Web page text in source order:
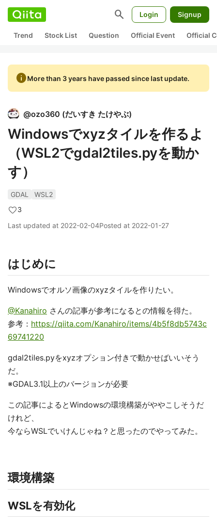
search Login Signup
Trend Stock List Question Official Event Official
infoMore than 3 years have passed since last update.
@ozo360 (だいすき たけやぶ)
Windowsでxyzタイルを作るよ
（WSL2でgdal2tiles.pyを動か
す）
GDAL
WSL2
3
Last updated at 2022-02-04Posted at 2022-01-27
はじめに
Windowsでオルソ画像のxyzタイルを作りたい。
@Kanahiro さんの記事が参考になるとの情報を得た。
参考： https://qiita.com/Kanahiro/items/4b5f8db5743c
69741220
gdal2tiles.pyをxyzオプション付きで動かせばいいそう
だ。
※GDAL3.1以上のバージョンが必要
この記事によるとWindowsの環境構築がややこしそうだ
けれど、
今ならWSLでいけんじゃね？と思ったのでやってみた。
環境構築
WSLを有効化